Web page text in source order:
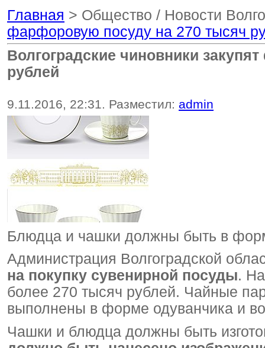
Главная > Общество / Новости
фарфоровую посуду на 270 тысяч
Волгоградские чиновники
рублей
9.11.2016, 22:31. Разместил: admin
Блюдца и чашки должны быть в
Администрация Волгоградской
на покупку сувенирной посуды.
более 270 тысяч рублей. Чайные
выполнены в форме одуванчика и
Чашки и блюдца должны быть